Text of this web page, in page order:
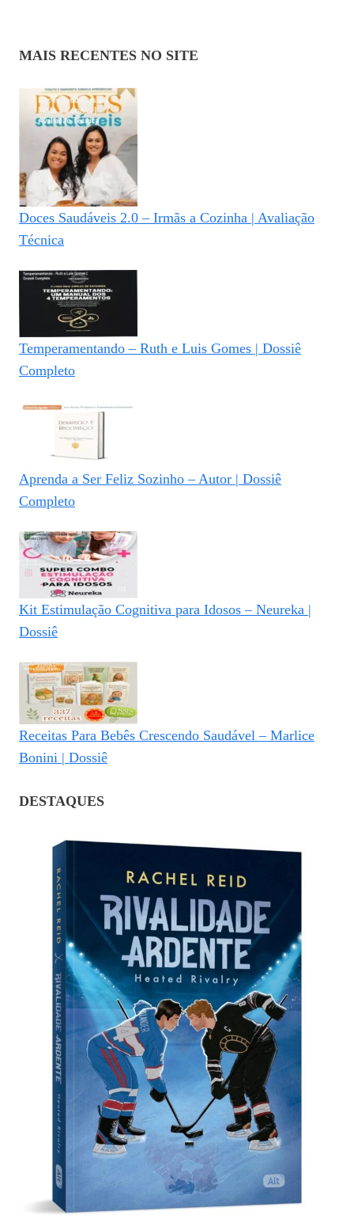
MAIS RECENTES NO SITE
Doces Saudáveis 2.0 – Irmãs a Cozinha | Avaliação
Técnica
Temperamentando – Ruth e Luis Gomes | Dossiê
Completo
Aprenda a Ser Feliz Sozinho – Autor | Dossiê
Completo
Kit Estimulação Cognitiva para Idosos – Neureka |
Dossiê
Receitas Para Bebês Crescendo Saudável – Marlice
Bonini | Dossiê
DESTAQUES